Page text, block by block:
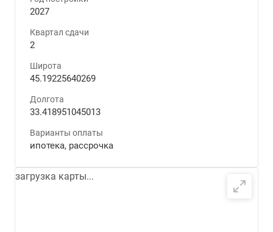
2027
Квартал сдачи
2
Широта
45.19225640269
Долгота
33.418951045013
Варианты оплаты
ипотека, рассрочка
загрузка карты...